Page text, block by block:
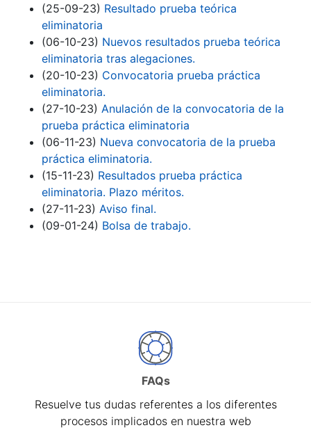
(25-09-23) Resultado prueba teórica
eliminatoria
(06-10-23) Nuevos resultados prueba teórica
eliminatoria tras alegaciones.
(20-10-23) Convocatoria prueba práctica
eliminatoria.
(27-10-23) Anulación de la convocatoria de la
prueba práctica eliminatoria
(06-11-23) Nueva convocatoria de la prueba
práctica eliminatoria.
(15-11-23) Resultados prueba práctica
eliminatoria. Plazo méritos.
(27-11-23) Aviso final.
(09-01-24) Bolsa de trabajo.
FAQs
Resuelve tus dudas referentes a los diferentes
procesos implicados en nuestra web